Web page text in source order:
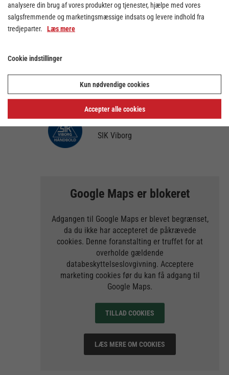
EJH
Ejstrup/Hærvejen
SIK Viborg
Google Maps er blokeret
Adgangen til Google Maps er blevet begrænset,
da du ikke har accepteret de påkrævede
cookies. Denne foranstalting er truffet for at
overholde gældende
databeskyttelseslovgivning. Acceptere
marketing cookies før du kan få adgang til
Google Maps.
TILLAD COOKIES
LÆS MERE OM COOKIES
analysere din brug af vores produkter og tjenester, hjælpe med vores
salgsfremmende og marketingsmæssige indsats og levere indhold fra
tredjeparter. Læs mere
Cookie indstillinger
Kun nødvendige cookies
Accepter alle cookies